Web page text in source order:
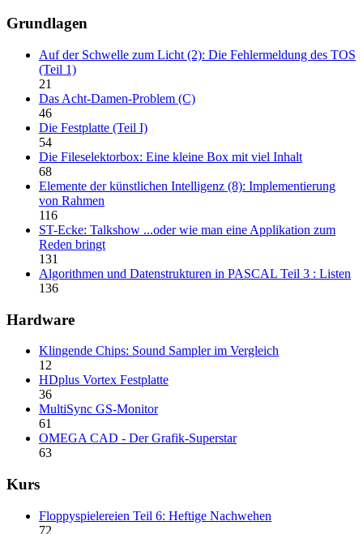
Grundlagen
Auf der Schwelle zum Licht (2): Die Fehlermeldung des TOS
(Teil 1)
21
Das Acht-Damen-Problem (C)
46
Die Festplatte (Teil I)
54
Die Fileselektorbox: Eine kleine Box mit viel Inhalt
68
Elemente der künstlichen Intelligenz (8): Implementierung
von Rahmen
116
ST-Ecke: Talkshow ...oder wie man eine Applikation zum
Reden bringt
131
Algorithmen und Datenstrukturen in PASCAL Teil 3 : Listen
136
Hardware
Klingende Chips: Sound Sampler im Vergleich
12
HDplus Vortex Festplatte
36
MultiSync GS-Monitor
61
OMEGA CAD - Der Grafik-Superstar
63
Kurs
Floppyspielereien Teil 6: Heftige Nachwehen
72